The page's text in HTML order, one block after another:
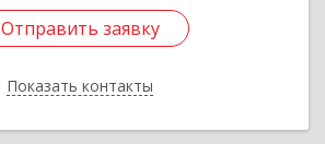
Отправить заявку
Показать контакты
Отправить заявку
Назад